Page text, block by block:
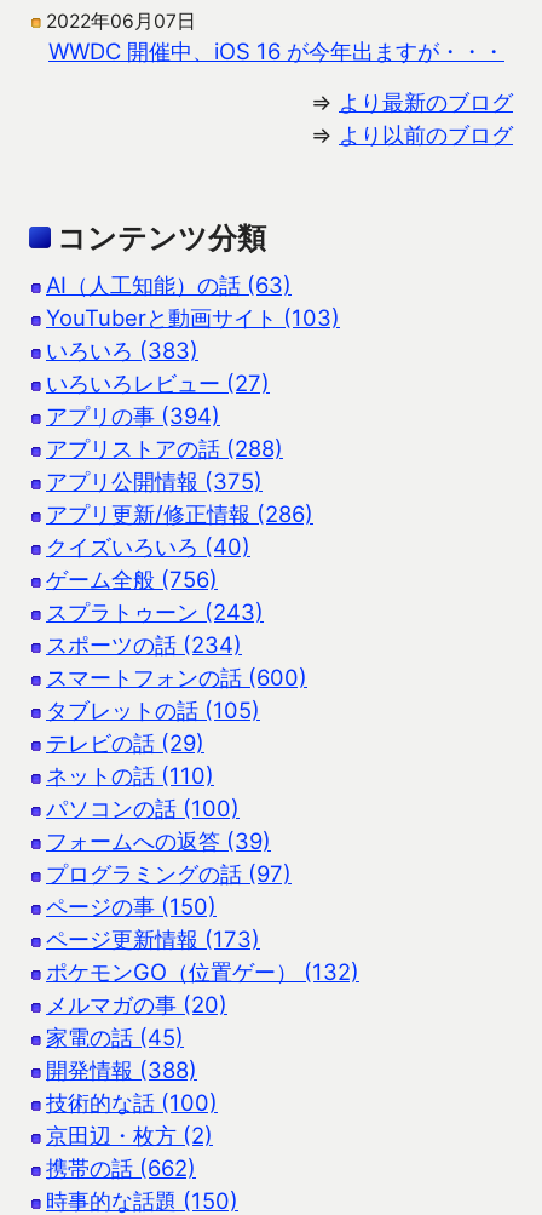
2022年06月07日
WWDC 開催中、iOS 16 が今年出ますが・・・
⇒ より最新のブログ
⇒ より以前のブログ
コンテンツ分類
AI（人工知能）の話 (63)
YouTuberと動画サイト (103)
いろいろ (383)
いろいろレビュー (27)
アプリの事 (394)
アプリストアの話 (288)
アプリ公開情報 (375)
アプリ更新/修正情報 (286)
クイズいろいろ (40)
ゲーム全般 (756)
スプラトゥーン (243)
スポーツの話 (234)
スマートフォンの話 (600)
タブレットの話 (105)
テレビの話 (29)
ネットの話 (110)
パソコンの話 (100)
フォームへの返答 (39)
プログラミングの話 (97)
ページの事 (150)
ページ更新情報 (173)
ポケモンGO（位置ゲー） (132)
メルマガの事 (20)
家電の話 (45)
開発情報 (388)
技術的な話 (100)
京田辺・枚方 (2)
携帯の話 (662)
時事的な話題 (150)